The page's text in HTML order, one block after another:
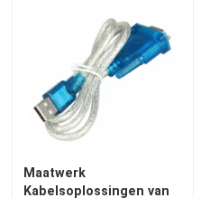
Thuis
Producten
Over ons
Maatwerk
Kabelsoplossingen van